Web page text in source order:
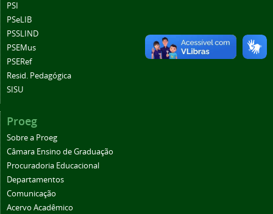
PSI
PSeLIB
PSSLIND
PSEMus
PSERef
Resid. Pedagógica
SISU
Proeg
Sobre a Proeg
Câmara Ensino de Graduação
Procuradoria Educacional
Departamentos
Comunicação
Acervo Acadêmico